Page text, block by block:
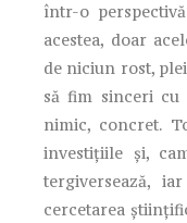
într-o
acestea, doar
de niciun rost,
să fim sinceri
nimic, concret.
investițiile și,
tergiversează,
cercetarea